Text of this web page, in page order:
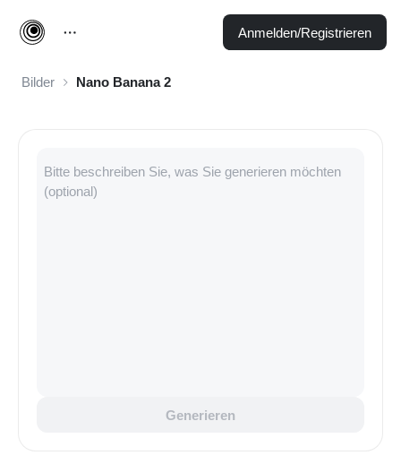
Anmelden/Registrieren
Bilder Nano Banana 2
Generieren